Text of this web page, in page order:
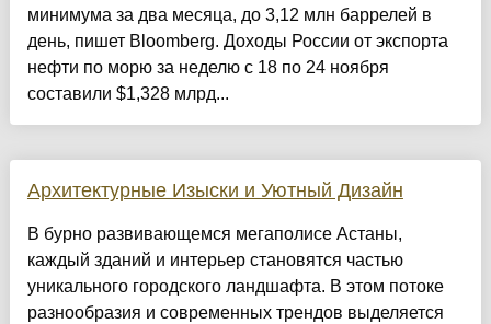
минимума за два месяца, до 3,12 млн баррелей в
день, пишет Bloomberg. Доходы России от экспорта
нефти по морю за неделю с 18 по 24 ноября
составили $1,328 млрд...
Архитектурные Изыски и Уютный Дизайн
​В бурно развивающемся мегаполисе Астаны,
каждый зданий и интерьер становятся частью
уникального городского ландшафта. В этом потоке
разнообразия и современных трендов выделяется